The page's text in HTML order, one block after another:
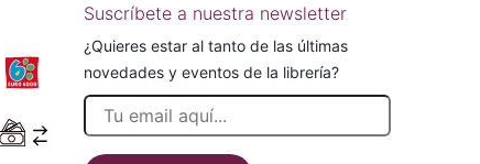
Suscríbete a nuestra newsletter
¿Quieres estar al tanto de las últimas
novedades y eventos de la librería?